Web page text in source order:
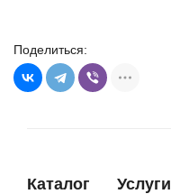
Поделиться:
Каталог Услуги